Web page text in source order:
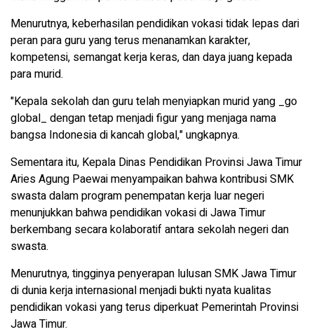
Menurutnya, keberhasilan pendidikan vokasi tidak lepas dari
peran para guru yang terus menanamkan karakter,
kompetensi, semangat kerja keras, dan daya juang kepada
para murid.
"Kepala sekolah dan guru telah menyiapkan murid yang _go
global_ dengan tetap menjadi figur yang menjaga nama
bangsa Indonesia di kancah global," ungkapnya.
Sementara itu, Kepala Dinas Pendidikan Provinsi Jawa Timur
Aries Agung Paewai menyampaikan bahwa kontribusi SMK
swasta dalam program penempatan kerja luar negeri
menunjukkan bahwa pendidikan vokasi di Jawa Timur
berkembang secara kolaboratif antara sekolah negeri dan
swasta.
Menurutnya, tingginya penyerapan lulusan SMK Jawa Timur
di dunia kerja internasional menjadi bukti nyata kualitas
pendidikan vokasi yang terus diperkuat Pemerintah Provinsi
Jawa Timur.